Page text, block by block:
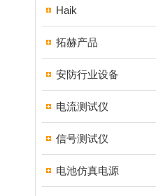
Haik
拓赫产品
安防行业设备
电流测试仪
信号测试仪
电池仿真电源